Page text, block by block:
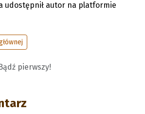
udostępnił autor na platformie
pierwszy!